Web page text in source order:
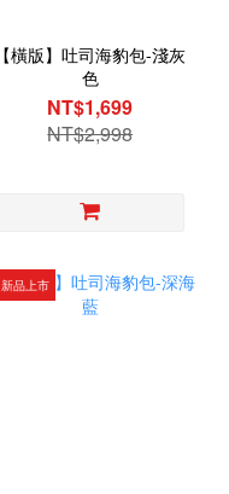
【橫版】吐司海豹包-淺灰
色
NT$1,699
NT$2,998
新品上市